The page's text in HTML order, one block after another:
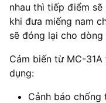
nhau thì tiếp điểm
khi đưa miếng nam
sẽ đóng lại cho
Cảm biến từ MC-
dụng:
Cảnh báo